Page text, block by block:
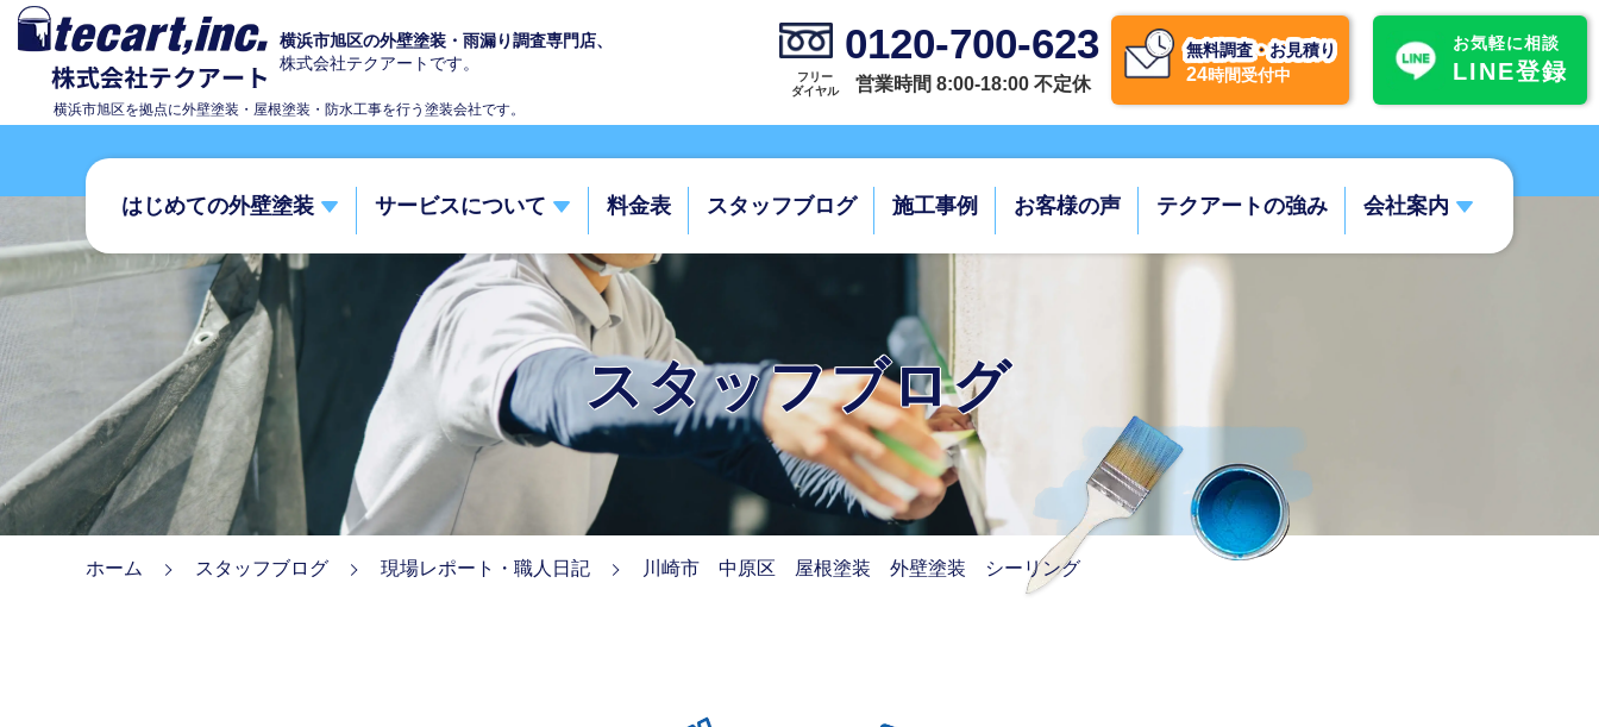
横浜市旭区の外壁塗装・雨漏り調査専門店、
株式会社テクアートです。
横浜市旭区を拠点に外壁塗装・屋根塗装・防水工事を行う塗装会社です。
はじめての外壁塗装 サービスについて 料金表 スタッフブログ 施工事例 お客様の声 テクアートの強み 会社案内
0120-700-623
フリー
ダイヤル
営業時間 8:00-18:00 不定休
無料調査・お見積り
24時間受付中
お気軽に相談
LINE登録
スタッフブログ
ホーム スタッフブログ 現場レポート・職人日記 川崎市 中原区 屋根塗装 外壁塗装 シーリング